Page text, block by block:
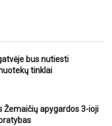
bus nutiesti
tinklai
Žemaičių apygardos 3-ioji